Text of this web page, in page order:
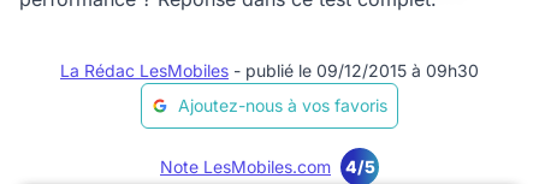
La Rédac LesMobiles - publié le 09/12/2015 à 09h30
Ajoutez-nous à vos favoris
Note LesMobiles.com 4/5